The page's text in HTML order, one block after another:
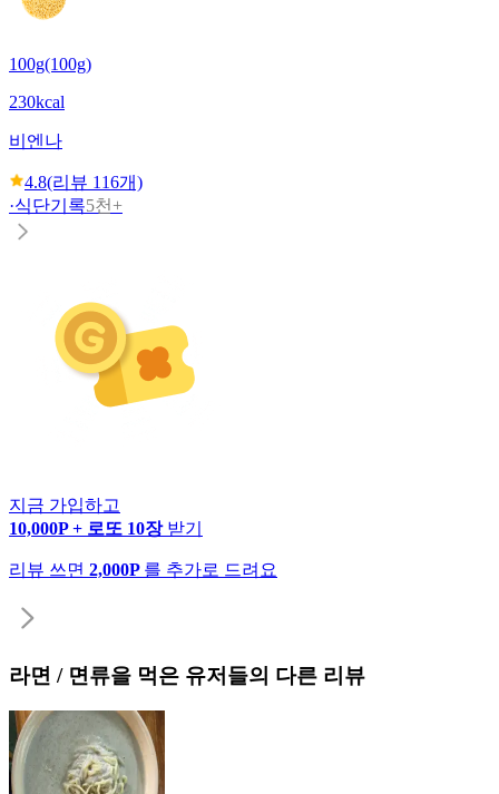
100g(100g)
230kcal
비엔나
4.8(리뷰 116개)
·식단기록5천+
지금 가입하고
10,000P + 로또 10장 받기
리뷰 쓰면 2,000P 를 추가로 드려요
라면 / 면류을 먹은 유저들의 다른 리뷰